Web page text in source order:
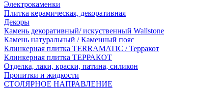
Электрокаменки
Плитка керамическая, декоративная
Декоры
Камень декоративный/ искуственный Wallstone
Камень натуральный / Каменный пояс
Клинкерная плитка TERRAMATIC / Терракот
Клинкерная плитка ТЕРРАКОТ
Отделка, лаки, краски, патина, силикон
Пропитки и жидкости
СТОЛЯРНОЕ НАПРАВЛЕНИЕ